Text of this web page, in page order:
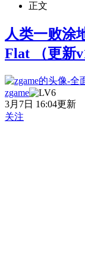
正文
人类一败涂
Flat （更新
zgame
3月7日 16:04更新
关注